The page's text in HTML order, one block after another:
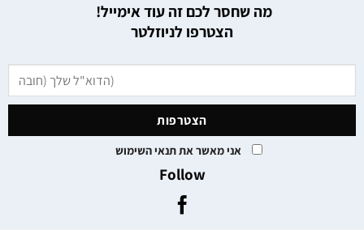
מה שחסר לכם זה עוד אימייל!
הצטרפו לניוזלטר
אני מאשר את תנאי השימוש
Follow